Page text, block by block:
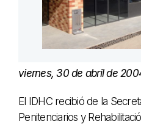
viernes, 30 de abril de
El IDHC recibió de la
Penitenciarios y